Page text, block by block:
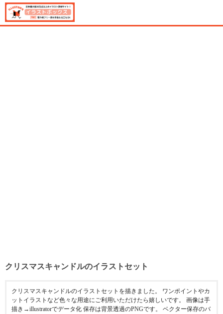
クリスマスキャンドルのイラストセット
クリスマスキャンドルのイラストセットを描きました。 ワンポイントやカ
ットイラストなど色々な用途にご利用いただけたら嬉しいです。 画像は手
描き→illustratorでデータ化 保存は背景透過のPNGです。 ベクター保存のバ